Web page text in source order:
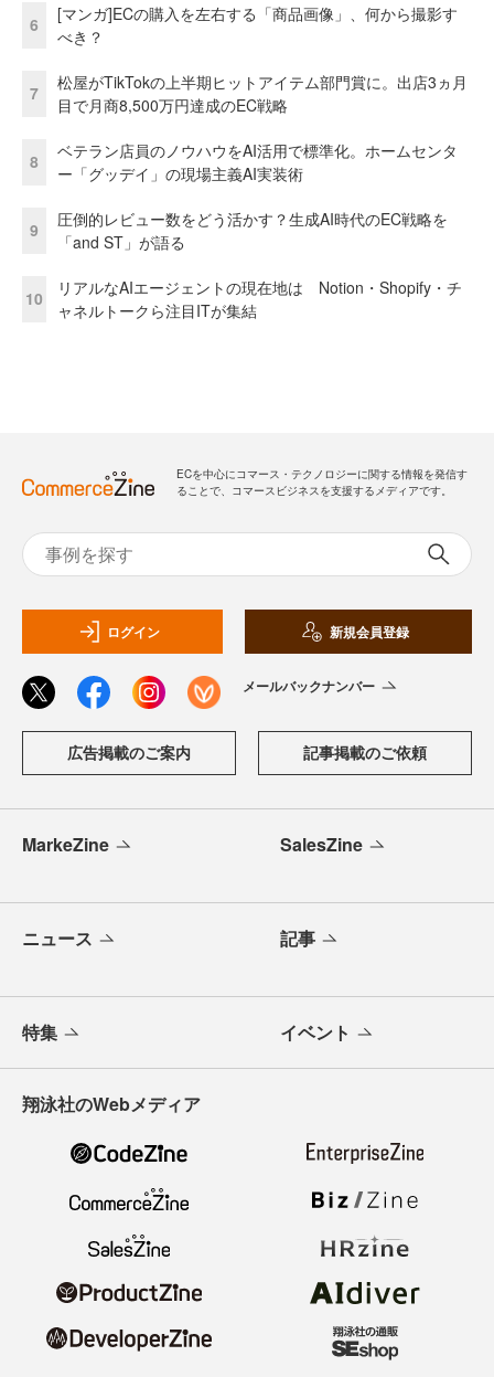
6
[マンガ]ECの購入を左右する「商品画像」、何から撮影す
べき？
7
松屋がTikTokの上半期ヒットアイテム部門賞に。出店3ヵ月
目で月商8,500万円達成のEC戦略
8
ベテラン店員のノウハウをAI活用で標準化。ホームセンタ
ー「グッデイ」の現場主義AI実装術
9
圧倒的レビュー数をどう活かす？生成AI時代のEC戦略を
「and ST」が語る
10
リアルなAIエージェントの現在地は Notion・Shopify・チ
ャネルトークら注目ITが集結
ECを中心にコマース・テクノロジーに関する情報を発信す
ることで、コマースビジネスを支援するメディアです。
ログイン 新規会員登録
メールバックナンバー
広告掲載のご案内 記事掲載のご依頼
MarkeZine SalesZine
ニュース 記事
特集 イベント
翔泳社のWebメディア